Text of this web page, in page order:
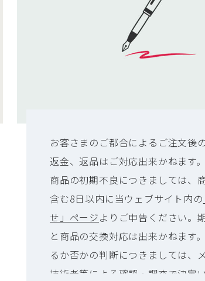
周波数バンド（外付けSIM
FDD-LTE Band・
1/2/3/4/5/7/8/9/12/13/
バッテリー容量：3,000mAh
バッテリー電圧：3.8V
連続稼働時間：約17時間
CPU：QUALCOMM
RAM+ROM：1GB+8GB
対応コネクタ：Type-C
SIM カードスロット：1（
お客さまのご都合によるご注文後
返金、返品はご対応出来かねます。
商品の初期不良につきましては、
含む8日以内に当ウェブサイト内の
せ」ページよりご申告ください。
と商品の交換対応は出来かねます
るか否かの判断につきましては、
技術者等による確認・調査で決定